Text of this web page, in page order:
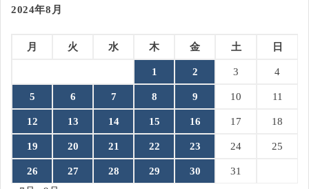
2024年8月
月 火 水 木 金 土 日
1 2 3 4
5 6 7 8 9 10 11
12 13 14 15 16 17 18
19 20 21 22 23 24 25
26 27 28 29 30
31